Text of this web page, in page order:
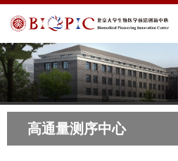
高通量测序中心